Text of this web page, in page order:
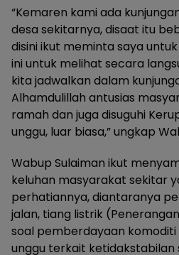
“Kemaren kami ada
desa sekitarnya, disaat itu
disini ikut meminta saya
ini untuk melihat secara
kita jadwalkan dalam
Alhamdulillah antusias
ramah dan juga disuguhi
unggu, luar biasa,” ungkap
Wabup Sulaiman ikut
keluhan masyarakat sekitar
perhatiannya, diantaranya
jalan, tiang listrik
soal pemberdayaan komoditi
unggu terkait ketidakstabilan